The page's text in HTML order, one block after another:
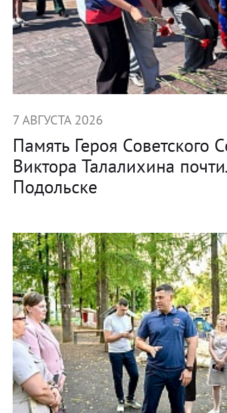
7 АВГУСТА 2026
Память Героя Советского
Виктора Талалихина
Подольске